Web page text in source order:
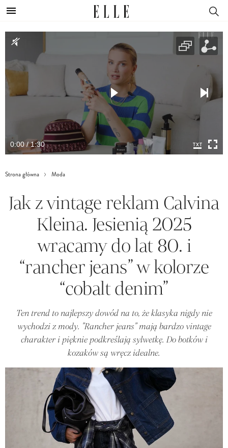
0:00 / 1:30
Strona główna Moda
Jak z vintage reklam Calvina
Kleina. Jesienią 2025
wracamy do lat 80. i
“rancher jeans” w kolorze
“cobalt denim”
Ten trend to najlepszy dowód na to, że klasyka nigdy nie
wychodzi z mody. "Rancher jeans" mają bardzo vintage
charakter i pięknie podkreślają sylwetkę. Do botków i
kozaków są wręcz idealne.